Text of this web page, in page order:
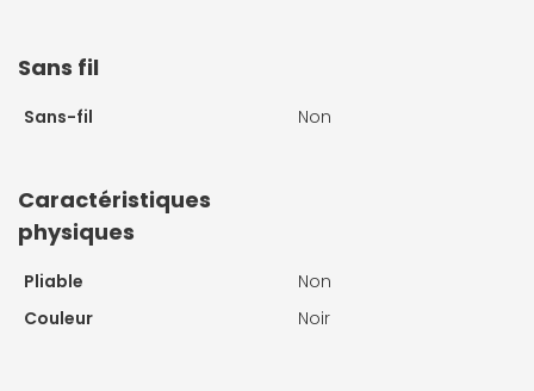
Sans fil
Sans-fil Non
Caractéristiques
physiques
Pliable
Non
Couleur
Noir